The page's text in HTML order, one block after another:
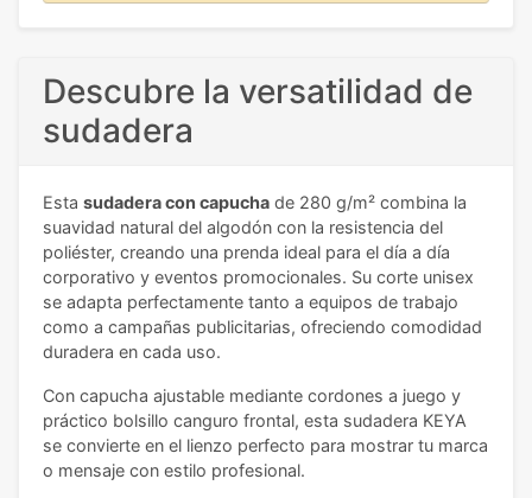
Descubre la versatilidad de
sudadera
Esta sudadera con capucha de 280 g/m² combina la
suavidad natural del algodón con la resistencia del
poliéster, creando una prenda ideal para el día a día
corporativo y eventos promocionales. Su corte unisex
se adapta perfectamente tanto a equipos de trabajo
como a campañas publicitarias, ofreciendo comodidad
duradera en cada uso.
Con capucha ajustable mediante cordones a juego y
práctico bolsillo canguro frontal, esta sudadera KEYA
se convierte en el lienzo perfecto para mostrar tu marca
o mensaje con estilo profesional.